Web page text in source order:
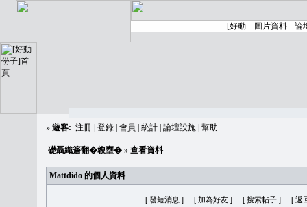
» 遊客: 注冊 登錄 會員 統計 論壇設施 幫助
礎聶織簷翻�䪖壅� » 查看資料
Mattdido 的個人資料
[ 發短消息 ] [ 加為好友 ] [ 搜索帖子 ] [ 返